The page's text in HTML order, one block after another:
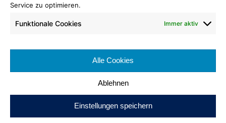
Service zu optimieren.
Funktionale Cookies Immer aktiv
Alle Cookies
Ablehnen
Einstellungen speichern